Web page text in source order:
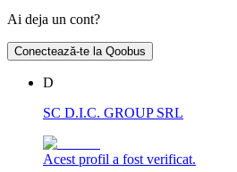
Ai deja un cont?
Conectează-te la Qoobus
D
SC D.I.C. GROUP SRL
Acest profil a fost verificat.